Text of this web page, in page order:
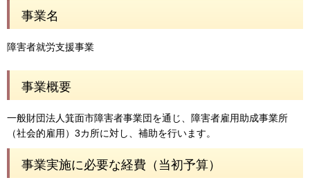
事業名
障害者就労支援事業
事業概要
一般財団法人箕面市障害者事業団を通じ、障害者雇用助成事業所
（社会的雇用）3カ所に対し、補助を行います。
事業実施に必要な経費（当初予算）